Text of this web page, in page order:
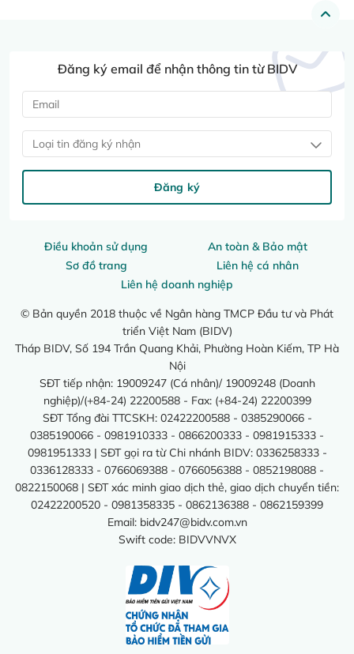
Điều khoản sử dụng
An toàn & Bảo mật
Sơ đồ trang
Liên hệ cá nhân
Liên hệ doanh nghiệp
© Bản quyền 2018 thuộc về Ngân hàng TMCP Đầu tư và Phát
triển Việt Nam (BIDV)
Tháp BIDV, Số 194 Trần Quang Khải, Phường Hoàn Kiếm, TP Hà
Nội
SĐT tiếp nhận: 19009247 (Cá nhân)/ 19009248 (Doanh
nghiệp)/(+84-24) 22200588 - Fax: (+84-24) 22200399
SĐT Tổng đài TTCSKH: 02422200588 - 0385290066 -
0385190066 - 0981910333 - 0866200333 - 0981915333 -
0981951333 | SĐT gọi ra từ Chi nhánh BIDV: 0336258333 -
0336128333 - 0766069388 - 0766056388 - 0852198088 -
0822150068 | SĐT xác minh giao dịch thẻ, giao dịch chuyển tiền:
02422200520 - 0981358335 - 0862136388 - 0862159399
Email: bidv247@bidv.com.vn
Swift code: BIDVVNVX
Đăng ký email để nhận thông tin từ BIDV
Loại tin đăng ký nhận
Đăng ký